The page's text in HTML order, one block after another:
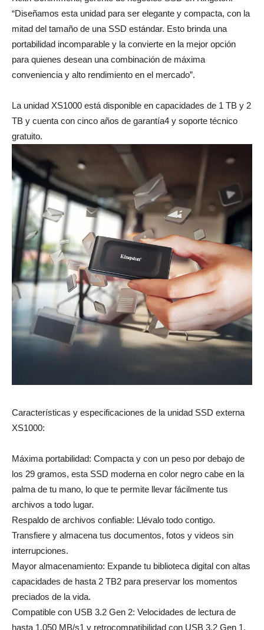
“Diseñamos esta unidad para ser elegante y compacta, con la
mitad del tamaño de una SSD estándar. Esto brinda una
portabilidad incomparable y la convierte en la mejor opción
para quienes desean una combinación de máxima
conveniencia y alto rendimiento en el mercado”.
La unidad XS1000 está disponible en capacidades de 1 TB y 2
TB y cuenta con cinco años de garantía4 y soporte técnico
gratuito.
Características y especificaciones de la unidad SSD externa
XS1000:
Máxima portabilidad: Compacta y con un peso por debajo de
los 29 gramos, esta SSD moderna en color negro cabe en la
palma de tu mano, lo que te permite llevar fácilmente tus
archivos a todo lugar.
Respaldo de archivos confiable: Llévalo todo contigo.
Transfiere y almacena tus documentos, fotos y videos sin
interrupciones.
Mayor almacenamiento: Expande tu biblioteca digital con altas
capacidades de hasta 2 TB2 para preservar los momentos
preciados de la vida.
Compatible con USB 3.2 Gen 2: Velocidades de lectura de
hasta 1,050 MB/s1 y retrocompatibilidad con USB 3.2 Gen 1,